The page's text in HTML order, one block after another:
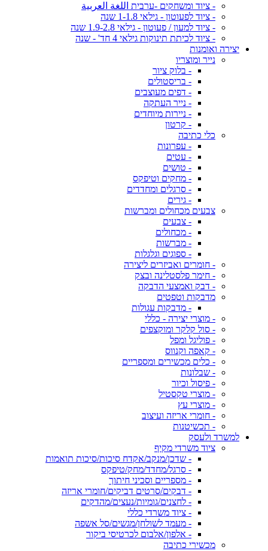
- ציוד ומשחקים -ערבית اللغة العربية
- ציוד לפעוטון - גילאי 1-1.8 שנה
- ציוד למעון / פעוטון - גילאי 1.9-2.8 שנה
- ציוד לכיתת תינוקות גילאי 4 חד' - שנה
יצירה ואומנות
נייר ומוצריו
- בלוק ציור
- בריסטולים
- דפים מעוצבים
- נייר העתקה
- ניירות מיוחדים
- קרטון
כלי כתיבה
- עפרונות
- עטים
- טושים
- מחקים וטיפקס
- סרגלים ומחדדים
- גירים
צבעים מכחולים ומברשות
- צבעים
- מכחולים
- מברשות
- ספוגים וגלגלות
- חומרים ואביזרים ליצירה
- חימר פלסטלינה ובצק
- דבק ואמצעי הדבקה
מדבקות וטפטים
- מדבקות עגולות
- מוצרי יצירה - כללי
- סול קלקר ומוקצפים
- פוליגל ומפל
- קאפה וקנווס
- כלים מכשירים ומספריים
- שבלונות
- פיסול וכיור
- מוצרי טקסטיל
- מוצרי עץ
- חומרי אריזה ועיצוב
- תכשיטנות
למשרד ולעסק
ציוד משרדי מקיף
- שדכן/מנקב/אקדח סיכות/סיכות תואמות
- סרגל/מחדד/מחק/טיפקס
- מספריים וסכיני חיתוך
- דבקים/סרטים דביקים/חומרי אריזה
- לחצנים/גומיות/נעצים/מהדקים
- ציוד משרדי כללי
- מעמד לשולחן/מגשים/סל אשפה
- אלפון/אלבום לכרטיסי ביקור
מכשירי כתיבה